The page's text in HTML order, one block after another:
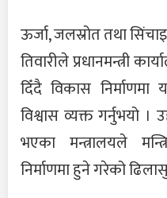
ऊर्जा, जलस्रोत तथा
तिवारीले प्रधानमन्त्री
दिँदै विकास निर्माणमा
विश्वास व्यक्त गर्नुभयो ।
भएका मन्त्रालयले
निर्माणमा हुने गरेको